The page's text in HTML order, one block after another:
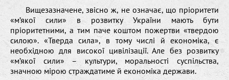
Вищезазначене, звісно ж, не означає, що пріоритети
«м’якої сили» в розвитку України мають бути
пріоритетними, а тим паче коштом пожертви «твердою
силою». «Тверда сила», в тому числі й економіка, є
необхідною для високої цивілізації. Але без розвитку
«м’якої сили» – культури, моральності суспільства,
значною мірою страждатиме й економіка держави.